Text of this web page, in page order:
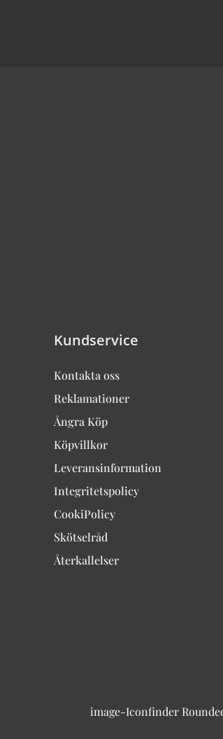
Kundservice
Kontakta oss
Reklamationer
Ångra Köp
Köpvillkor
Leveransinformation
Integritetspolicy
CookiPolicy
Skötselråd
Återkallelser